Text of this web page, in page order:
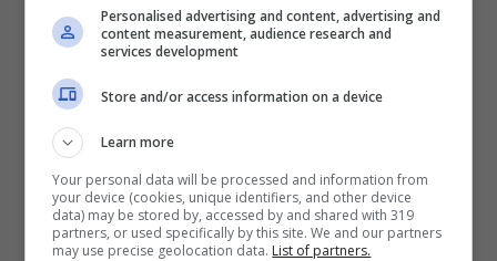
In occasione della
perinfortunio Calhanoglu,De Vrij,Thuram
Correa
e ora c’è grande apprensione per capire
quelle che sono le
tempi di recuperoche rischiano di essere più
lunghi del previsto.
Personalised advertising and content, advertising and
content measurement, audience research and
services development
Store and/or access information on a device
Learn more
Your personal data will be processed and information from
your device (cookies, unique identifiers, and other device
data) may be stored by, accessed by and shared with 319
partners, or used specifically by this site. We and our partners
may use precise geolocation data. List of partners.